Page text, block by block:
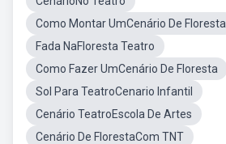
Como Montar UmCenário De Floresta
Fada NaFloresta Teatro
Como Fazer UmCenário De Floresta
Sol Para TeatroCenario Infantil
Cenário TeatroEscola De Artes
Cenário De FlorestaCom TNT